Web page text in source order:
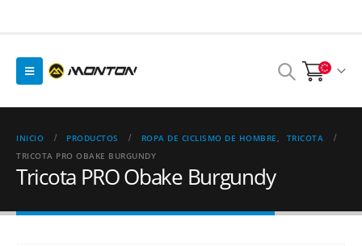
INICIO PRODUCTOS ROPA DE CICLISMO DE HOMBRE,
TRICOTA
TRICOTA PRO OBAKE BURGUNDY
Tricota PRO Obake Burgundy